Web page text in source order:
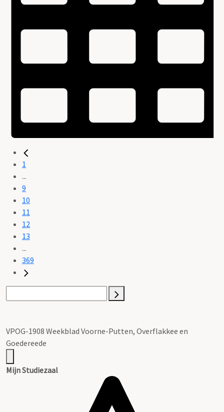
1
...
9
10
11
12
13
...
369
VPOG-1908 Weekblad Voorne-Putten, Overflakkee en
Goedereede
Mijn Studiezaal